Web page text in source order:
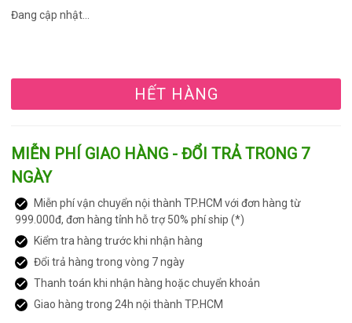
Đang cập nhật...
HẾT HÀNG
MIỄN PHÍ GIAO HÀNG - ĐỔI TRẢ TRONG 7
NGÀY
Miễn phí vận chuyển nội thành TP.HCM với đơn hàng từ
999.000đ, đơn hàng tỉnh hỗ trợ 50% phí ship (*)
Kiểm tra hàng trước khi nhận hàng
Đổi trả hàng trong vòng 7 ngày
Thanh toán khi nhận hàng hoặc chuyển khoản
Giao hàng trong 24h nội thành TP.HCM